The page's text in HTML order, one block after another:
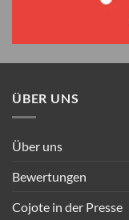
ÜBER UNS
Über uns
Bewertungen
Cojote in der Presse